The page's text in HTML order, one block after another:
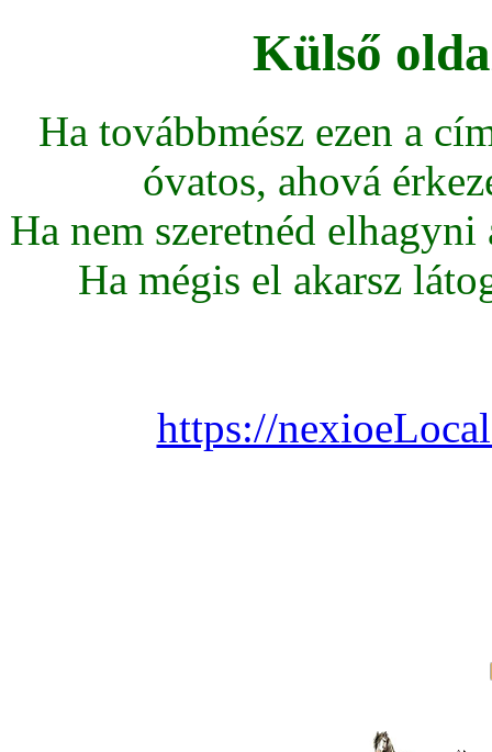
Külső
Ha továbbmész ezen a
óvatos, ahová
Ha nem szeretnéd
Ha mégis el akarsz
https://